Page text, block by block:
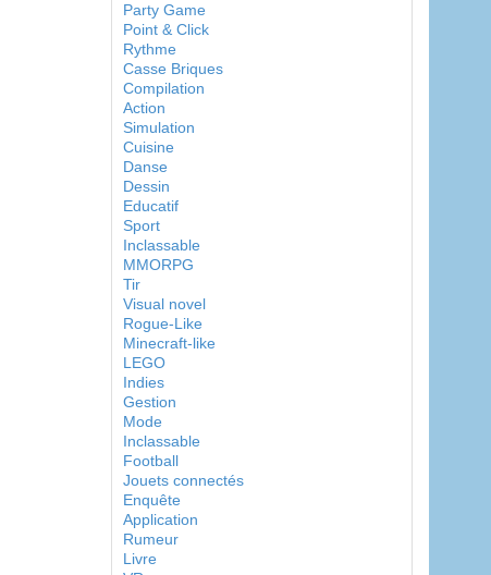
Party Game
Point & Click
Rythme
Casse Briques
Compilation
Action
Simulation
Cuisine
Danse
Dessin
Educatif
Sport
Inclassable
MMORPG
Tir
Visual novel
Rogue-Like
Minecraft-like
LEGO
Indies
Gestion
Mode
Inclassable
Football
Jouets connectés
Enquête
Application
Rumeur
Livre